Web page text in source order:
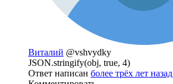
Виталий @vshvydky
JSON.stringify(obj, true, 4)
Ответ написан более трёх лет назад